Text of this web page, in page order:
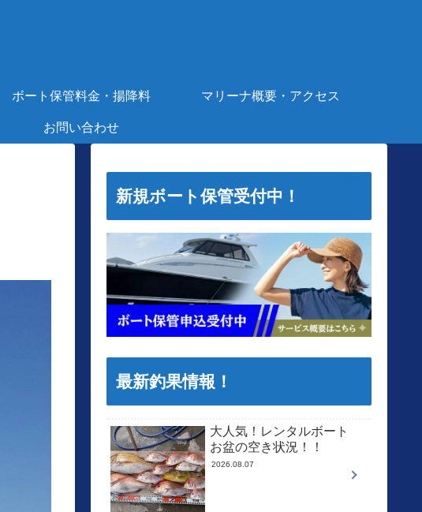
ボート保管料金・揚降料 マリーナ概要・アクセス
お問い合わせ
新規ボート保管受付中！
最新釣果情報！
大人気！レンタルボート
お盆の空き状況！！
2026.08.07